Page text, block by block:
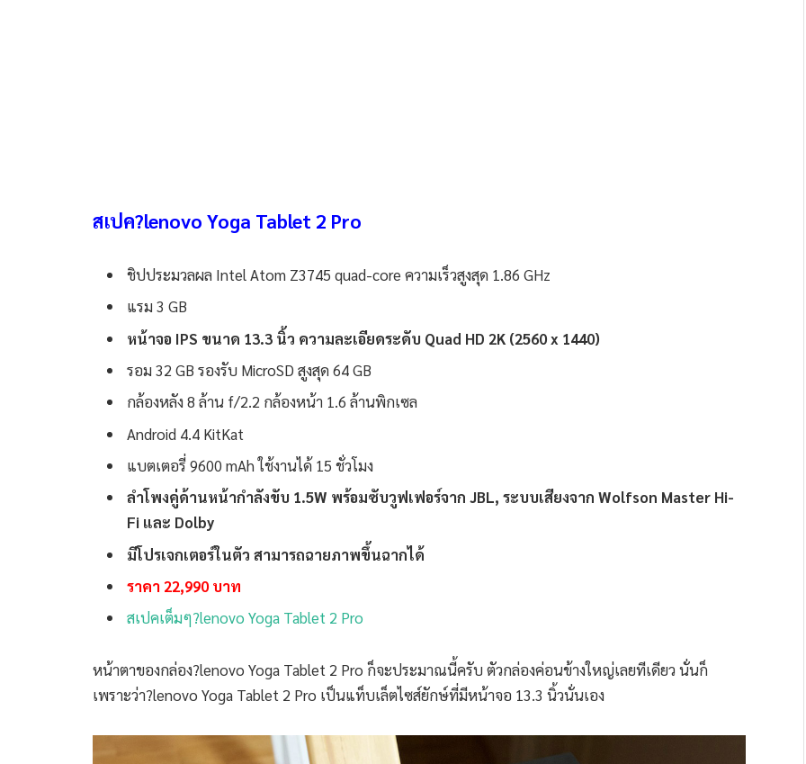
สเปค?lenovo Yoga Tablet 2 Pro
ชิปประมวลผล Intel Atom Z3745 quad-core ความเร็วสูงสุด 1.86 GHz
แรม 3 GB
หน้าจอ IPS ขนาด 13.3 นิ้ว ความละเอียดระดับ Quad HD 2K (2560 x 1440)
รอม 32 GB รองรับ MicroSD สูงสุด 64 GB
กล้องหลัง 8 ล้าน f/2.2 กล้องหน้า 1.6 ล้านพิกเซล
Android 4.4 KitKat
แบตเตอรี่ 9600 mAh ใช้งานได้ 15 ชั่วโมง
ลำโพงคู่ด้านหน้ากำลังขับ 1.5W พร้อมซับวูฟเฟอร์จาก JBL, ระบบเสียงจาก Wolfson Master Hi-
Fi และ Dolby
มีโปรเจกเตอร์ในตัว สามารถฉายภาพขึ้นฉากได้
ราคา 22,990 บาท
สเปคเต็มๆ?lenovo Yoga Tablet 2 Pro
หน้าตาของกล่อง?lenovo Yoga Tablet 2 Pro ก็จะประมาณนี้ครับ ตัวกล่องค่อนข้างใหญ่เลยทีเดียว นั่นก็
เพราะว่า?lenovo Yoga Tablet 2 Pro เป็นแท็บเล็ตไซส์ยักษ์ที่มีหน้าจอ 13.3 นิ้วนั่นเอง